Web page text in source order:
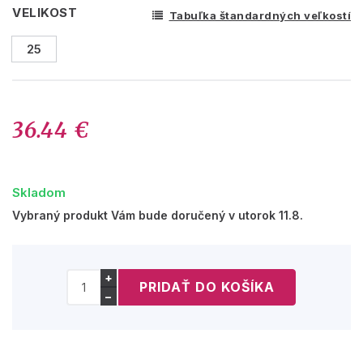
VELIKOST Tabuľka štandardných veľkostí
25
36.44 €
Skladom
Vybraný produkt Vám bude doručený v utorok 11.8.
+
−